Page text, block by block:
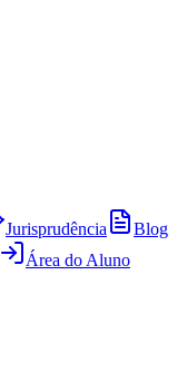
Jurisprudência
Blog
Área do Aluno